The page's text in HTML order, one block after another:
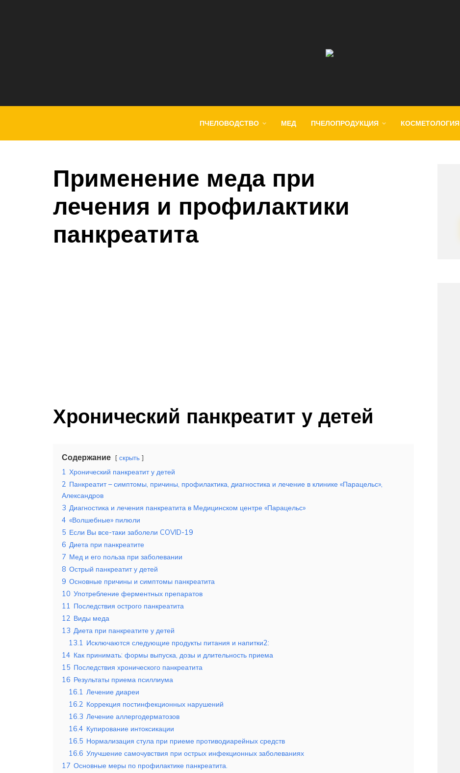
ПЧЕЛОВОДСТВО МЕД ПЧЕЛОПРОДУКЦИЯ КОСМЕТОЛОГИЯ
Применение меда при
лечения и профилактики
панкреатита
Хронический панкреатит у детей
Содержание скрыть
1 Хронический панкреатит у детей
2 Панкреатит – симптомы, причины, профилактика, диагностика и лечение в клинике «Парацельс»,
Александров
3 Диагностика и лечения панкреатита в Медицинском центре «Парацельс»
4 «Волшебные» пилюли
5 Если Вы все-таки заболели COVID-19
6 Диета при панкреатите
7 Мед и его польза при заболевании
8 Острый панкреатит у детей
9 Основные причины и симптомы панкреатита
10 Употребление ферментных препаратов
11 Последствия острого панкреатита
12 Виды меда
13 Диета при панкреатите у детей
13.1 Исключаются следующие продукты питания и напитки2:
14 Как принимать: формы выпуска, дозы и длительность приема
15 Последствия хронического панкреатита
16 Результаты приема псиллиума
16.1 Лечение диареи
16.2 Коррекция постинфекционных нарушений
16.3 Лечение аллергодерматозов
16.4 Купирование интоксикации
16.5 Нормализация стула при приеме противодиарейных средств
16.6 Улучшение самочувствия при острых инфекционных заболеваниях
17 Основные меры по профилактике панкреатита.